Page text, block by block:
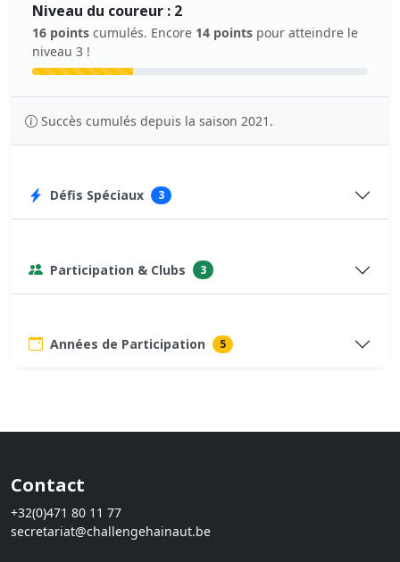
Niveau du coureur : 2
16 points cumulés. Encore 14 points pour atteindre le
niveau 3 !
Succès cumulés depuis la saison 2021.
Défis Spéciaux 3
Participation & Clubs 3
Années de Participation 5
Contact
+32(0)471 80 11 77
secretariat@challengehainaut.be